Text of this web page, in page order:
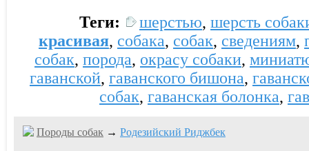
Теги: шерстью, шерсть
красивая, собака, собак, сведениям,
собак, порода, окрасу собаки,
гаванской, гаванского бишона,
собак, гаванская болонка,
Породы собак → Родезийский Риджбек